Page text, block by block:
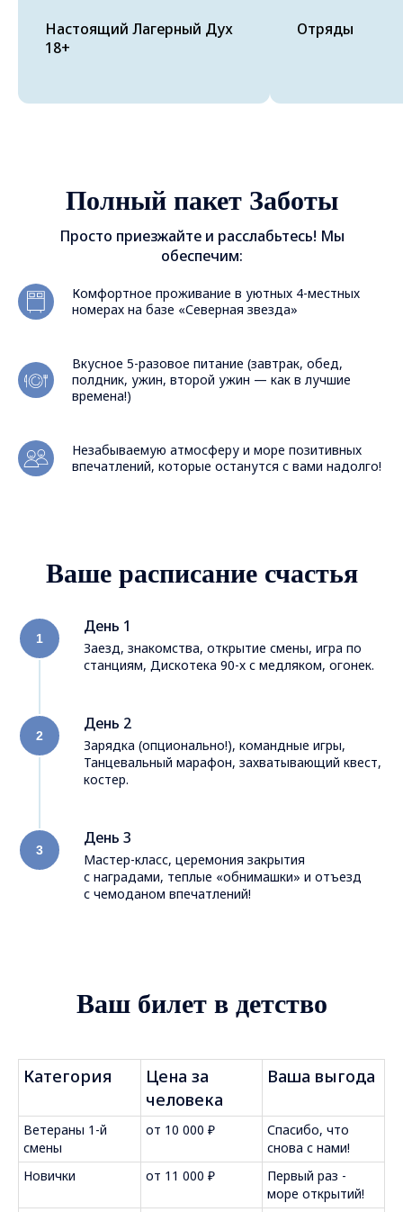
Настоящий Лагерный Дух
18+
Отряды
Полный пакет Заботы
Просто приезжайте и расслабьтесь! Мы
обеспечим:
Комфортное проживание в уютных 4-местных
номерах на базе «Северная звезда»
Вкусное 5-разовое питание (завтрак, обед,
полдник, ужин, второй ужин — как в лучшие
времена!)
Незабываемую атмосферу и море позитивных
впечатлений, которые останутся с вами надолго!
Ваше расписание счастья
День 1
Заезд, знакомства, открытие смены, игра по
станциям, Дискотека 90-х с медляком, огонек.
День 2
Зарядка (опционально!), командные игры,
Танцевальный марафон, захватывающий квест,
костер.
День 3
Мастер-класс, церемония закрытия
с наградами, теплые «обнимашки» и отъезд
с чемоданом впечатлений!
Ваш билет в детство
Категория
Цена за
человека
Ваша выгода
Ветераны 1-й
смены
от 10 000 ₽
Спасибо, что
снова с нами!
Новички
от 11 000 ₽
Первый раз -
море открытий!